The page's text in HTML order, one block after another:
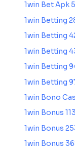
1win Bet Apk
1win Betting
1win Betting
1win Betting
1win Betting
1win Betting
1win Bono
1win Bonus 113
1win Bonus
1win Bonus